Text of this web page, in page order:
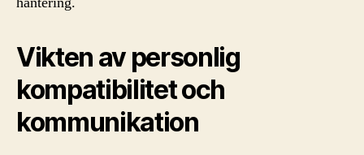
Vikten av personlig
kompatibilitet och
kommunikation